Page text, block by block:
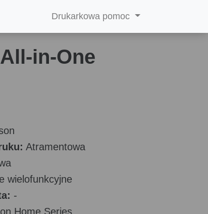
Drukarkowa pomoc
in-One
Atramentowa
wielofunkcyjne
-
Home Series